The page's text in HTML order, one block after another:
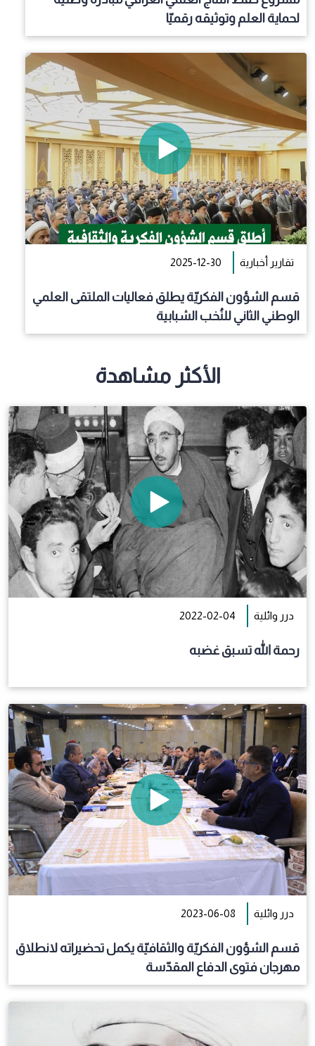
لحماية العلم وتوثيقه رقميّا
تقارير أخبارية 2025-12-30
قسم الشؤون الفكريّة يطلق فعاليات الملتقى العلمي
الوطني الثاني للنُخب الشبابية
الأكثر مشاهدة
درر وائلية 2022-02-04
رحمة الله تسبق غضبه
درر وائلية 2023-06-08
قسم الشؤون الفكريّة والثقافيّة يكمل تحضيراته لانطلاق
مهرجان فتوى الدفاع المقدّسة